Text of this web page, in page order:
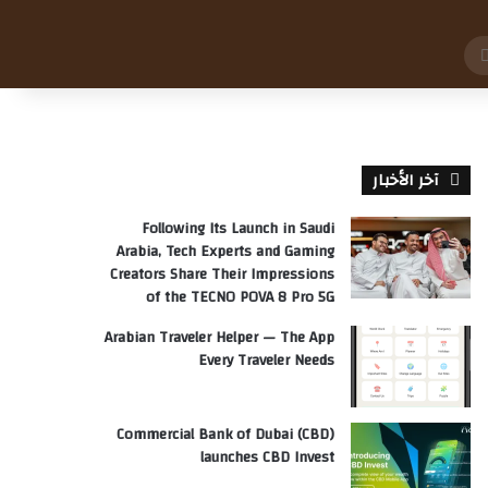
عن
آخر الأخبار
Following Its Launch in Saudi
Arabia, Tech Experts and Gaming
Creators Share Their Impressions
of the TECNO POVA 8 Pro 5G
Arabian Traveler Helper — The App
Every Traveler Needs
Commercial Bank of Dubai (CBD)
launches CBD Invest